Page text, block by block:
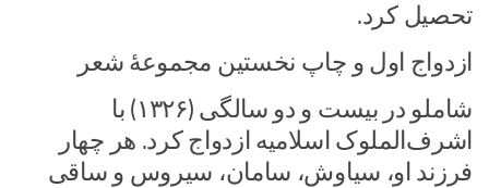
تحصیل کرد.
ازدواج اول و چاپ نخستین مجموعهٔ شعر
شاملو در بیست و دو سالگی (۱۳۲۶) با
اشرف‌الملوک اسلامیه ازدواج کرد. هر چهار
فرزند او، سیاوش، سامان، سیروس و ساقی